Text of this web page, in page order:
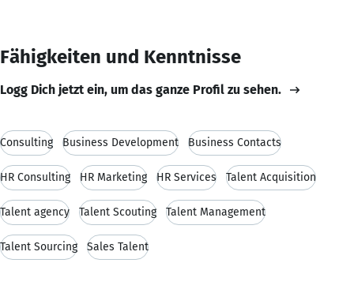
Fähigkeiten und Kenntnisse
Logg Dich jetzt ein, um das ganze Profil zu sehen.
Consulting Business Development Business Contacts
HR Consulting HR Marketing HR Services Talent Acquisition
Talent agency Talent Scouting Talent Management
Talent Sourcing Sales Talent